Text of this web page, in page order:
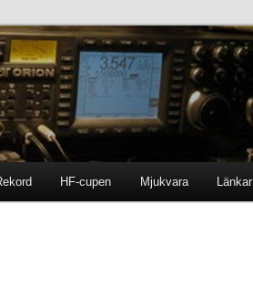
HF-cupen Mjukvara Länkar